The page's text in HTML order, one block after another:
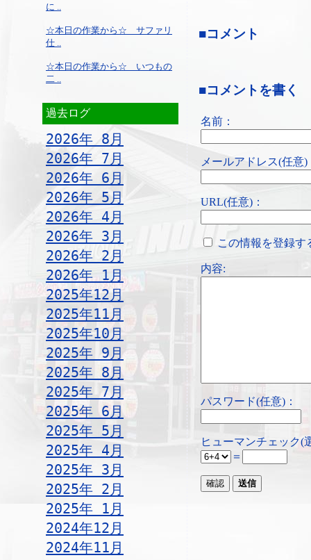
に ..
☆本日の作業から☆ サファリ
仕 ..
☆本日の作業から☆ いつもの
二 ..
過去ログ
2026年 8月
2026年 7月
2026年 6月
2026年 5月
2026年 4月
2026年 3月
2026年 2月
2026年 1月
2025年12月
2025年11月
2025年10月
2025年 9月
2025年 8月
2025年 7月
2025年 6月
2025年 5月
2025年 4月
2025年 3月
2025年 2月
2025年 1月
2024年12月
2024年11月
■コメント
■コメントを書く
名前：
メールアドレス(任意)
URL(任意)：
この情報を登録す
内容:
パスワード(任意)：
ヒューマンチェック(
＝